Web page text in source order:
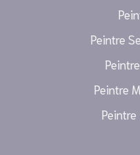
Peintre
Peintre